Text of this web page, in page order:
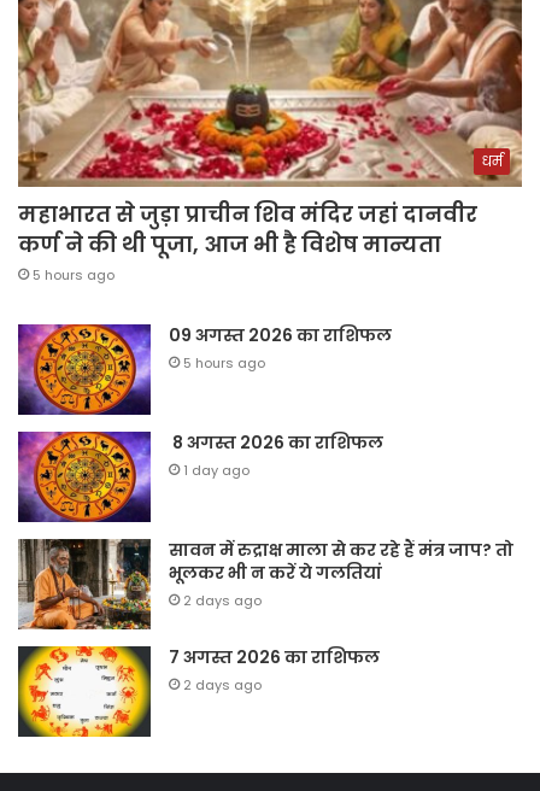
धर्म
महाभारत से जुड़ा प्राचीन शिव मंदिर जहां दानवीर
कर्ण ने की थी पूजा, आज भी है विशेष मान्यता
5 hours ago
09 अगस्त 2026 का राशिफल
5 hours ago
8 अगस्त 2026 का राशिफल
1 day ago
सावन में रुद्राक्ष माला से कर रहे हैं मंत्र जाप? तो
भूलकर भी न करें ये गलतियां
2 days ago
7 अगस्त 2026 का राशिफल
2 days ago